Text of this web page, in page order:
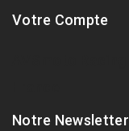
Votre Compte
Notre Newsletter